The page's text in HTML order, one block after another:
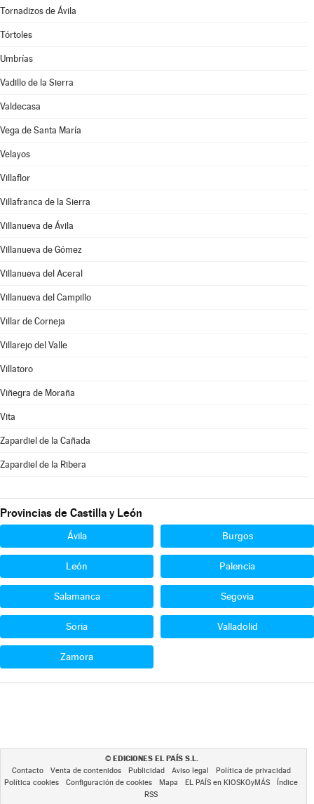
Tornadizos de Ávila
Tórtoles
Umbrías
Vadillo de la Sierra
Valdecasa
Vega de Santa María
Velayos
Villaflor
Villafranca de la Sierra
Villanueva de Ávila
Villanueva de Gómez
Villanueva del Aceral
Villanueva del Campillo
Villar de Corneja
Villarejo del Valle
Villatoro
Viñegra de Moraña
Vita
Zapardiel de la Cañada
Zapardiel de la Ribera
Provincias de Castilla y León
Ávila Burgos
León Palencia
Salamanca Segovia
Soria Valladolid
Zamora
© EDICIONES EL PAÍS S.L.
Contacto Venta de contenidos Publicidad Aviso legal
Política de privacidad
Política cookies
Configuración de cookies Mapa EL PAÍS en KIOSKOyMÁS
Índice
RSS